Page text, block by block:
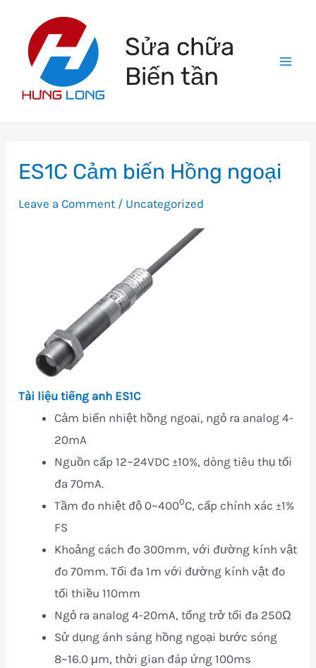
content
Sửa chữa
Biến tần
ES1C Cảm biến Hồng ngoại
Leave a Comment / Uncategorized
Tài liệu tiếng anh ES1C
Cảm biến nhiệt hồng ngoại, ngỏ ra analog 4-
20mA
Nguồn cấp 12~24VDC ±10%, dòng tiêu thụ tối
đa 70mA.
Tầm đo nhiệt độ 0~4000C, cấp chính xác ±1%
FS
Khoảng cách đo 300mm, với đường kính vật
đo 70mm. Tối đa 1m với đường kính vật đo
tối thiều 110mm
Ngỏ ra analog 4-20mA, tổng trở tối đa 250Ω
Sử dụng ánh sáng hồng ngoại bước sóng
8~16.0 μm, thời gian đáp ứng 100ms